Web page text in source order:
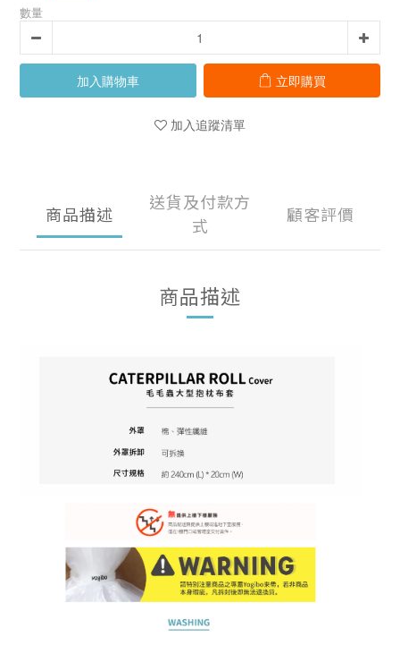
數量
加入購物車 立即購買
加入追蹤清單
商品描述
送貨及付款方
式
顧客評價
商品描述